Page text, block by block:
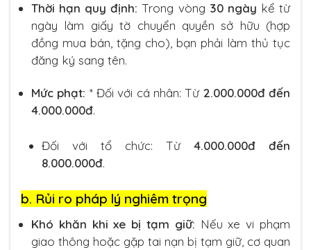
Thời hạn quy định: Trong vòng 30 ngày kể từ
ngày làm giấy tờ chuyển quyền sở hữu (hợp
đồng mua bán, tặng cho), bạn phải làm thủ tục
đăng ký sang tên.
Mức phạt: * Đối với cá nhân: Từ 2.000.000đ đến
4.000.000đ.
Đối với tổ chức: Từ 4.000.000đ đến
8.000.000đ.
b. Rủi ro pháp lý nghiêm trọng
Khó khăn khi xe bị tạm giữ: Nếu xe vi phạm
giao thông hoặc gặp tai nạn bị tạm giữ, cơ quan